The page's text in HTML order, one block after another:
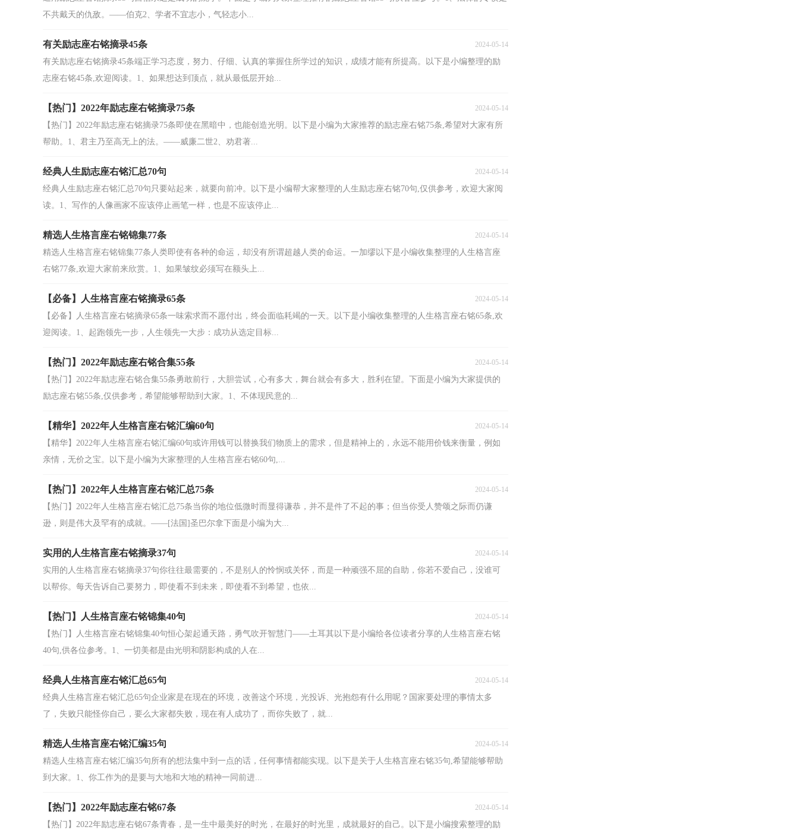
不共戴天的仇敌。——伯克2、学者不宜志小，气轻志小...
有关励志座右铭摘录45条 2024-05-14
有关励志座右铭摘录45条端正学习态度，努力、仔细、认真的掌握住所学过的知识，成绩才能有所提高。以下是小编整理的励
志座右铭45条,欢迎阅读。1、如果想达到顶点，就从最低层开始...
【热门】2022年励志座右铭摘录75条 2024-05-14
【热门】2022年励志座右铭摘录75条即使在黑暗中，也能创造光明。以下是小编为大家推荐的励志座右铭75条,希望对大家有所
帮助。1、君主乃至高无上的法。——威廉二世2、劝君著...
经典人生励志座右铭汇总70句 2024-05-14
经典人生励志座右铭汇总70句只要站起来，就要向前冲。以下是小编帮大家整理的人生励志座右铭70句,仅供参考，欢迎大家阅
读。1、写作的人像画家不应该停止画笔一样，也是不应该停止...
精选人生格言座右铭锦集77条 2024-05-14
精选人生格言座右铭锦集77条人类即使有各种的命运，却没有所谓超越人类的命运。一加缪以下是小编收集整理的人生格言座
右铭77条,欢迎大家前来欣赏。1、如果皱纹必须写在额头上...
【必备】人生格言座右铭摘录65条 2024-05-14
【必备】人生格言座右铭摘录65条一味索求而不愿付出，终会面临耗竭的一天。以下是小编收集整理的人生格言座右铭65条,欢
迎阅读。1、起跑领先一步，人生领先一大步：成功从选定目标...
【热门】2022年励志座右铭合集55条 2024-05-14
【热门】2022年励志座右铭合集55条勇敢前行，大胆尝试，心有多大，舞台就会有多大，胜利在望。下面是小编为大家提供的
励志座右铭55条,仅供参考，希望能够帮助到大家。1、不体现民意的...
【精华】2022年人生格言座右铭汇编60句 2024-05-14
【精华】2022年人生格言座右铭汇编60句或许用钱可以替换我们物质上的需求，但是精神上的，永远不能用价钱来衡量，例如
亲情，无价之宝。以下是小编为大家整理的人生格言座右铭60句,...
【热门】2022年人生格言座右铭汇总75条 2024-05-14
【热门】2022年人生格言座右铭汇总75条当你的地位低微时而显得谦恭，并不是件了不起的事；但当你受人赞颂之际而仍谦
逊，则是伟大及罕有的成就。——[法国]圣巴尔拿下面是小编为大...
实用的人生格言座右铭摘录37句 2024-05-14
实用的人生格言座右铭摘录37句你往往最需要的，不是别人的怜悯或关怀，而是一种顽强不屈的自助，你若不爱自己，没谁可
以帮你。每天告诉自己要努力，即使看不到未来，即使看不到希望，也依...
【热门】人生格言座右铭锦集40句 2024-05-14
【热门】人生格言座右铭锦集40句恒心架起通天路，勇气吹开智慧门——土耳其以下是小编给各位读者分享的人生格言座右铭
40句,供各位参考。1、一切美都是由光明和阴影构成的人在...
经典人生格言座右铭汇总65句 2024-05-14
经典人生格言座右铭汇总65句企业家是在现在的环境，改善这个环境，光投诉、光抱怨有什么用呢？国家要处理的事情太多
了，失败只能怪你自己，要么大家都失败，现在有人成功了，而你失败了，就...
精选人生格言座右铭汇编35句 2024-05-14
精选人生格言座右铭汇编35句所有的想法集中到一点的话，任何事情都能实现。以下是关于人生格言座右铭35句,希望能够帮助
到大家。1、你工作为的是要与大地和大地的精神一同前进...
【热门】2022年励志座右铭67条 2024-05-14
【热门】2022年励志座右铭67条青春，是一生中最美好的时光，在最好的时光里，成就最好的自己。以下是小编搜索整理的励